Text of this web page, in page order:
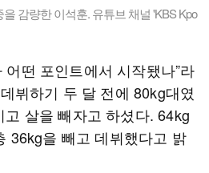
감량한 이석훈. 유튜브 채널 'KBS Kpo
어떤 포인트에서 시작됐나”라
뷔하기 두 달 전에 80kg대였
살을 빼자고 하셨다. 64kg
36kg을 빼고 데뷔했다고 밝